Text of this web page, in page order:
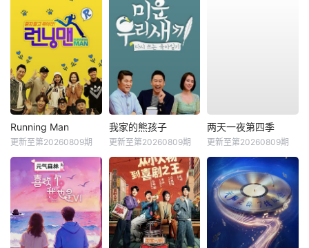
Running Man
更新至第20260809期
我家的熊孩子
更新至第20260809期
两天一夜第四季
更新至第20260809期